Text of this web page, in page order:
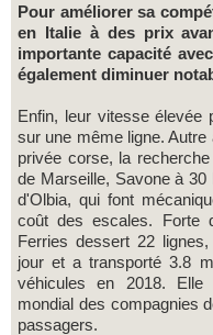
Pour améliorer sa compétitivité, les navires sont construits
en Italie à des prix
importante capacité
également diminuer
Enfin, leur vitesse
sur une même ligne.
privée corse, la
de Marseille, Savone à
d'Olbia, qui font
coût des escales. Forte
Ferries dessert 22
jour et a transporté 3.8
véhicules en 2018. Elle
mondial des compagnies
passagers.